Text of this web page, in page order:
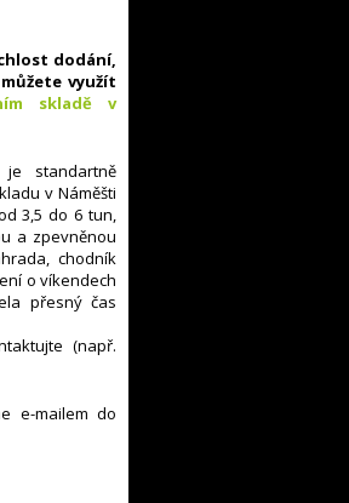
dodání,
využít
skladě v
standartně
v Náměšti
3,5 do 6 tun,
a zpevněnou
chodník
o víkendech
přesný čas
(např.
e-mailem do